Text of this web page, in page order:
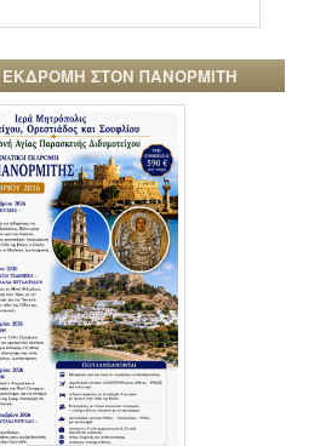
ΣΤΟΝ ΠΑΝΟΡΜΙΤΗ